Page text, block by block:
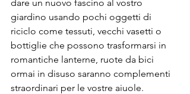
dare un nuovo fascino al vostro
giardino usando pochi oggetti di
riciclo come tessuti, vecchi vasetti o
bottiglie che possono trasformarsi in
romantiche lanterne, ruote da bici
ormai in disuso saranno complementi
straordinari per le vostre aiuole.